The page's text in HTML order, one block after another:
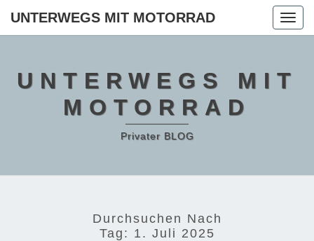
UNTERWEGS MIT MOTORRAD
UNTERWEGS MIT
MOTORRAD
Privater BLOG
Durchsuchen Nach
Tag: 1. Juli 2025